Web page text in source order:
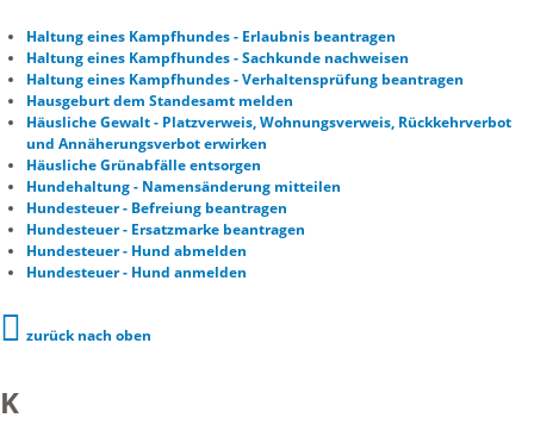
Haltung eines Kampfhundes - Erlaubnis beantragen
Haltung eines Kampfhundes - Sachkunde nachweisen
Haltung eines Kampfhundes - Verhaltensprüfung beantragen
Hausgeburt dem Standesamt melden
Häusliche Gewalt - Platzverweis, Wohnungsverweis, Rückkehrverbot
und Annäherungsverbot erwirken
Häusliche Grünabfälle entsorgen
Hundehaltung - Namensänderung mitteilen
Hundesteuer - Befreiung beantragen
Hundesteuer - Ersatzmarke beantragen
Hundesteuer - Hund abmelden
Hundesteuer - Hund anmelden
zurück nach oben
K